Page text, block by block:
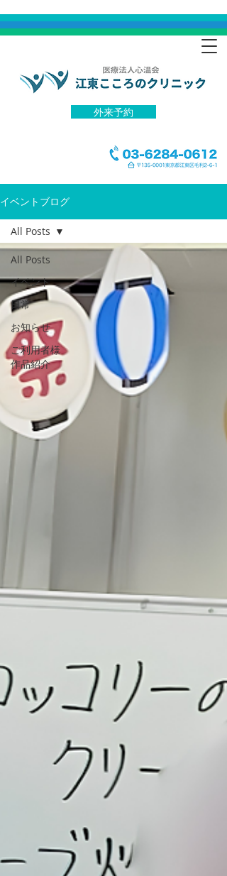
外来予約
イベントブログ
All Posts
イベント
日常
お知らせ
ご利用者様
作品紹介
All Posts